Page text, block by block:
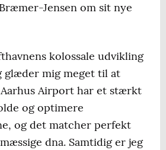
Jensen om sit nye
kolossale udvikling
glæder mig meget til at
Airport har et stærkt
og optimere
og det matcher perfekt
dna. Samtidig er jeg